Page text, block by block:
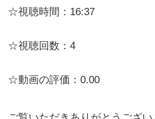
☆視聴時間：16:37
☆視聴回数：4
☆動画の評価：0.00